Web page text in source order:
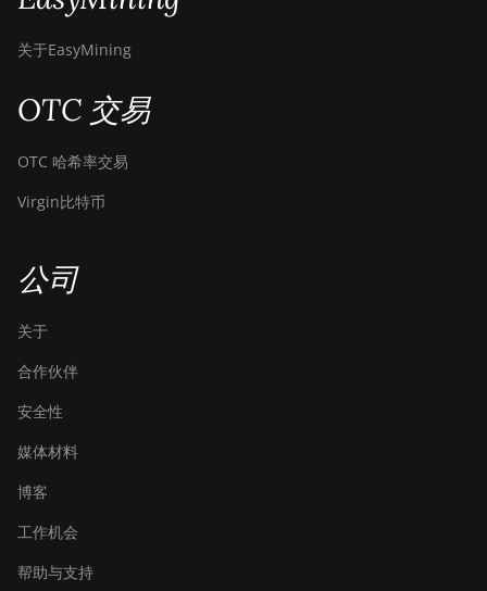
关于EasyMining
OTC 交易
OTC 哈希率交易
Virgin比特币
公司
关于
合作伙伴
安全性
媒体材料
博客
工作机会
帮助与支持